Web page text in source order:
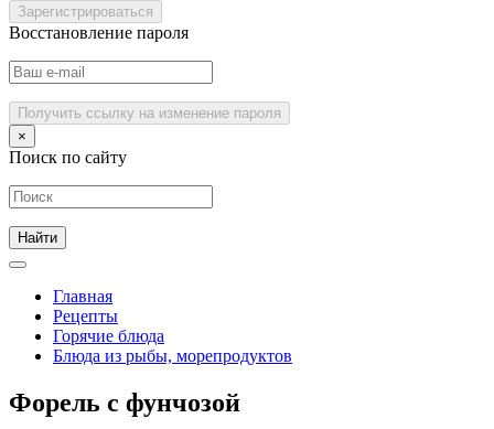
Зарегистрироваться
Восстановление пароля
Получить ссылку на изменение пароля
×
Поиск по сайту
Главная
Рецепты
Горячие блюда
Блюда из рыбы, морепродуктов
Форель с фунчозой